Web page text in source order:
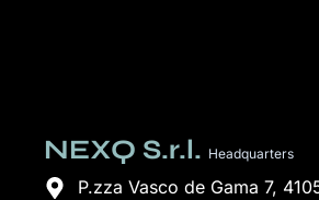
NEXQ S.r.l. Headquarters
P.zza Vasco de Gama 7,